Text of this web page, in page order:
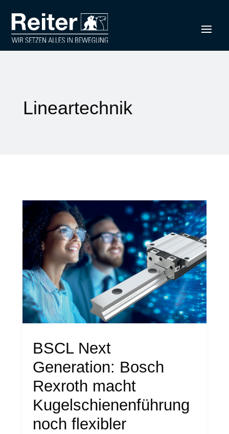
Lineartechnik
BSCL Next
Generation: Bosch
Rexroth macht
Kugelschienenführung
noch flexibler